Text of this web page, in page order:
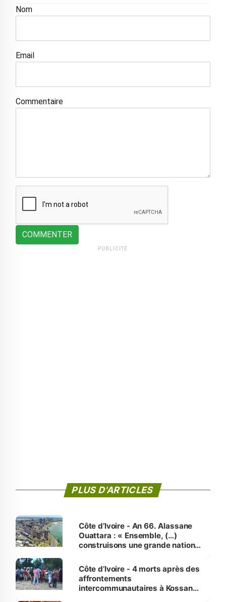
Nom
Email
Commentaire
COMMENTER
PUBLICITÉ
PLUS D'ARTICLES
Côte d’Ivoire - An 66. Alassane
Ouattara : « Ensemble, (…)
construisons une grande nation
générations futures »
Côte d’Ivoire - 4 morts après des
affrontements
intercommunautaires à Kossandji